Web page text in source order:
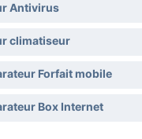
Antivirus
climatiseur
Forfait mobile
Box Internet